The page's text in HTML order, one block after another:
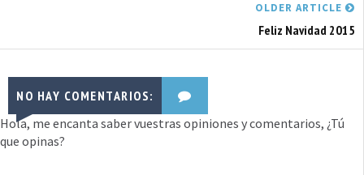
OLDER ARTICLE
Feliz Navidad 2015
NO HAY COMENTARIOS:
Hola, me encanta saber vuestras opiniones y comentarios, ¿Tú
que opinas?